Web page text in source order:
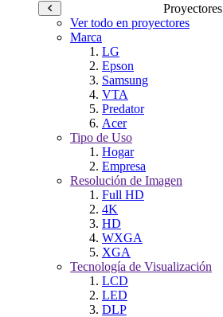
Proyectores
Ver todo en proyectores
Marca
LG
Epson
Samsung
VTA
Predator
Acer
Tipo de Uso
Hogar
Empresa
Resolución de Imagen
Full HD
4K
HD
WXGA
XGA
Tecnología de Visualización
LCD
LED
DLP